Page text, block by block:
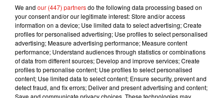
dans les vrais films. Pour rappel, celui qui joue ce
personnage, l'acteur Rupert Grint, vient récemment
d'annoncer être devenu papa pour la toute première fois.
D’après un communiqué officiel transmis au sitePeople
comédien britannique de 31 ans et sa compagne de longue
date, Georgia Groome, ont accueilli une petite fille le 7 mai
dernier.
We and our (447) partnersdo the following data processing based on
your consent and/or our legitimate interest: Store and/or access
information on a device; Use limited data to select advertising; Create
profiles for personalised advertising; Use profiles to select personalised
advertising; Measure advertising performance; Measure content
performance; Understand audiences through statistics or combinations
of data from different sources; Develop and improve services; Create
profiles to personalise content; Use profiles to select personalised
content; Use limited data to select content; Ensure security, prevent and
detect fraud, and fix errors; Deliver and present advertising and content;
Save and communicate privacy choices. These technologies may